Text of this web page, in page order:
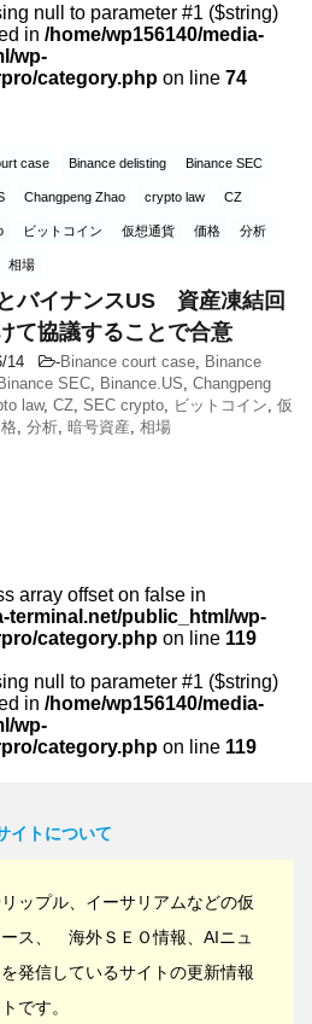
null to parameter #1 ($string)
in /home/wp156140/media-
wp-
category.php on line 74
case Binance delisting Binance SEC
Changpeng Zhao crypto law CZ
ビットコイン 仮想通貨 価格 分析
相場
バイナンスUS 資産凍結回
て協議することで合意
14 -Binance court case Binance
SEC Binance.US Changpeng
law, CZ SEC crypto ビットコイン 仮
分析 暗号資産 相場
array offset on false in
terminal.net/public_html/wp-
category.php on line 119
null to parameter #1 ($string)
in /home/wp156140/media-
wp-
category.php on line 119
イトについて
ップル、イーサリアムなどの仮
ス、 海外ＳＥＯ情報、AIニュ
発信しているサイトの更新情報
です。